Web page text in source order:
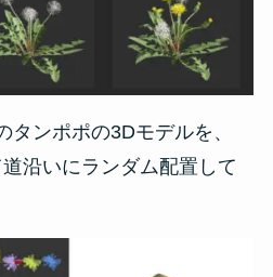
タンポポの3Dモデルを、
沿いにランダム配置して